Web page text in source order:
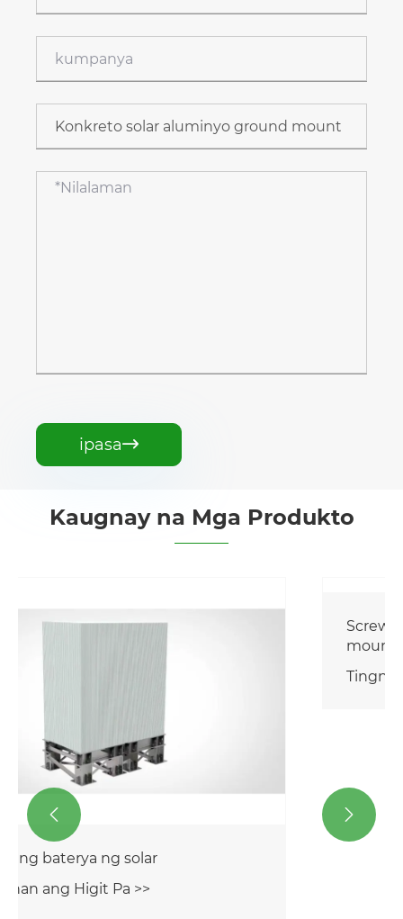
ipasa
Kaugnay na Mga Produkto
Screw pile solar aluminyo ground
Tingnan ang Higit Pa >>
 